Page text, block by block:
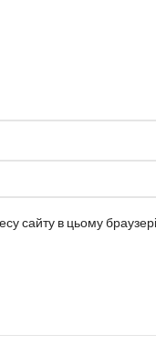
сайту в цьому